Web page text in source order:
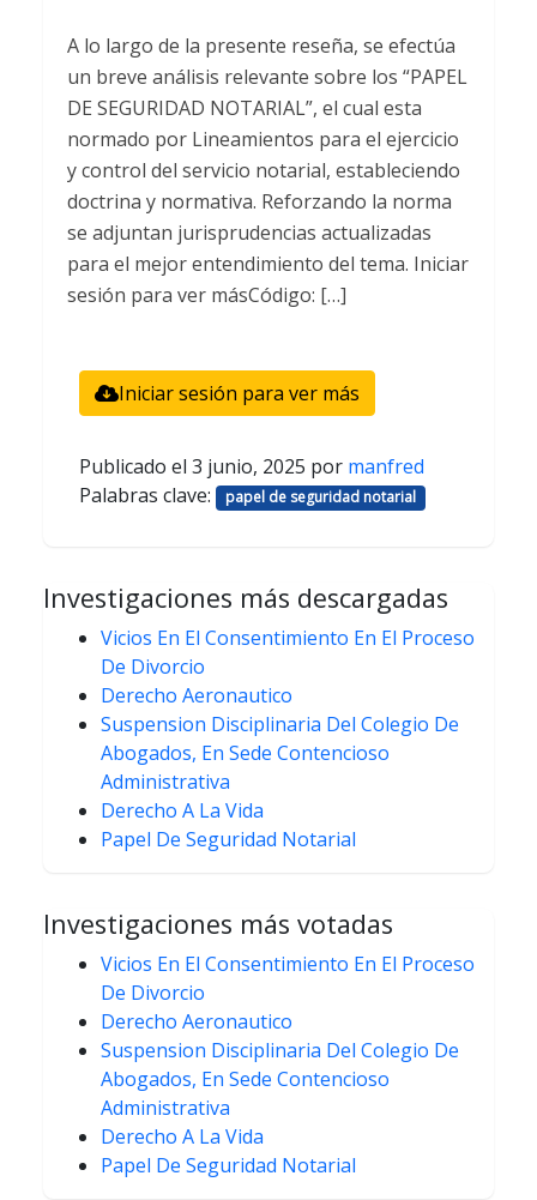
A lo largo de la presente reseña, se efectúa
un breve análisis relevante sobre los “PAPEL
DE SEGURIDAD NOTARIAL”, el cual esta
normado por Lineamientos para el ejercicio
y control del servicio notarial, estableciendo
doctrina y normativa. Reforzando la norma
se adjuntan jurisprudencias actualizadas
para el mejor entendimiento del tema. Iniciar
sesión para ver másCódigo: […]
Iniciar sesión para ver más
Publicado el 3 junio, 2025 por manfred
Palabras clave:
papel de seguridad notarial
Investigaciones más descargadas
Vicios En El Consentimiento En El Proceso
De Divorcio
Derecho Aeronautico
Suspension Disciplinaria Del Colegio De
Abogados, En Sede Contencioso
Administrativa
Derecho A La Vida
Papel De Seguridad Notarial
Investigaciones más votadas
Vicios En El Consentimiento En El Proceso
De Divorcio
Derecho Aeronautico
Suspension Disciplinaria Del Colegio De
Abogados, En Sede Contencioso
Administrativa
Derecho A La Vida
Papel De Seguridad Notarial